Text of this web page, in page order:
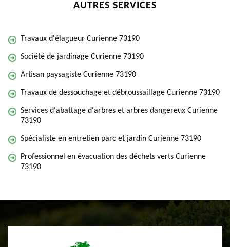
AUTRES SERVICES
Travaux d'élagueur Curienne 73190
Société de jardinage Curienne 73190
Artisan paysagiste Curienne 73190
Travaux de dessouchage et débroussaillage Curienne 73190
Services d'abattage d'arbres et arbres dangereux Curienne
73190
Spécialiste en entretien parc et jardin Curienne 73190
Professionnel en évacuation des déchets verts Curienne
73190